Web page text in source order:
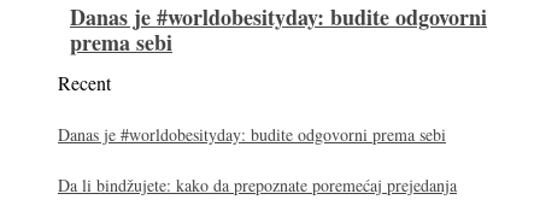
Danas je #worldobesityday: budite odgovorni
prema sebi
Recent
Danas je #worldobesityday: budite odgovorni prema sebi
Da li bindžujete: kako da prepoznate poremećaj prejedanja